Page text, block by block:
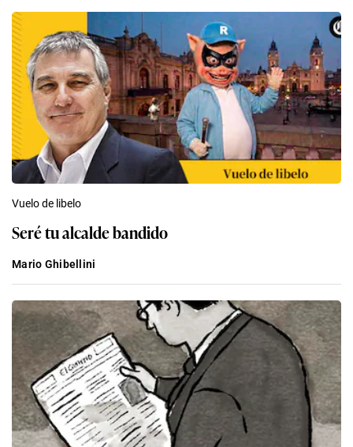
Vuelo de libelo
Seré tu alcalde bandido
Mario Ghibellini